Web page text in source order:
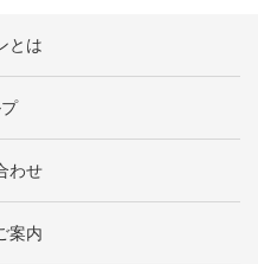
とは
わせ
案内